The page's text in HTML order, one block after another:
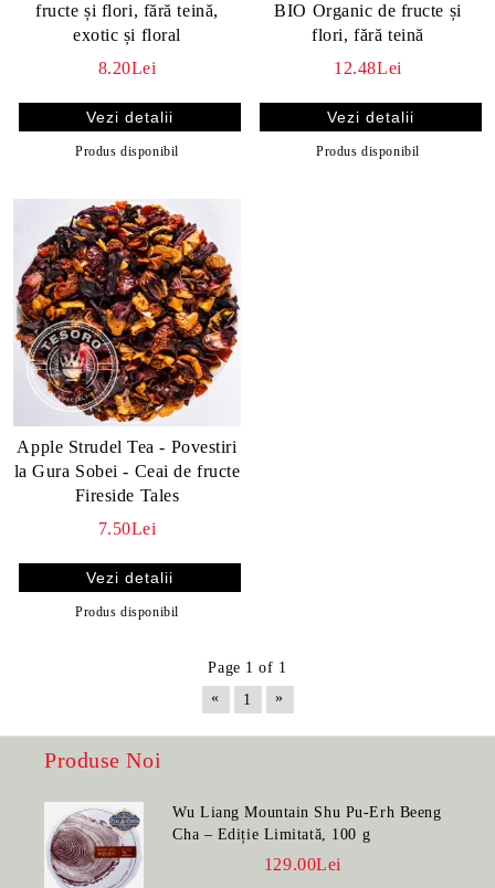
fructe și flori, fără teină,
exotic și floral
8.20Lei
Vezi detalii
Produs disponibil
BIO Organic de fructe și
flori, fără teină
12.48Lei
Vezi detalii
Produs disponibil
Apple Strudel Tea - Povestiri
la Gura Sobei - Ceai de fructe
Fireside Tales
7.50Lei
Vezi detalii
Produs disponibil
Page 1 of 1
«
1 »
Produse Noi
Wu Liang Mountain Shu Pu-Erh Beeng
Cha – Ediție Limitată, 100 g
129.00Lei